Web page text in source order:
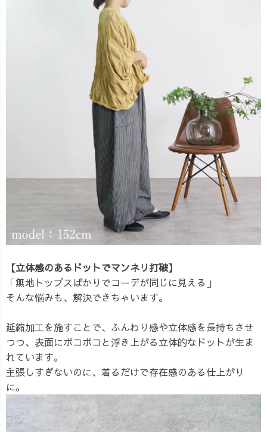
【立体感のあるドットでマンネリ打破】
「無地トップスばかりでコーデが同じに見える」
そんな悩みも、解決できちゃいます。
延縮加工を施すことで、ふんわり感や立体感を長持ちさせ
つつ、表面にポコポコと浮き上がる立体的なドットが生ま
れています。
主張しすぎないのに、着るだけで存在感のある仕上がり
に。